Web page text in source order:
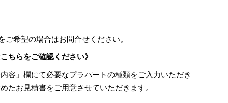
ご希望の場合はお問合せください。
ちらをご確認ください》
容」欄にて必要なプラパートの種類をご入力いただき
たお見積書をご用意させていただきます。